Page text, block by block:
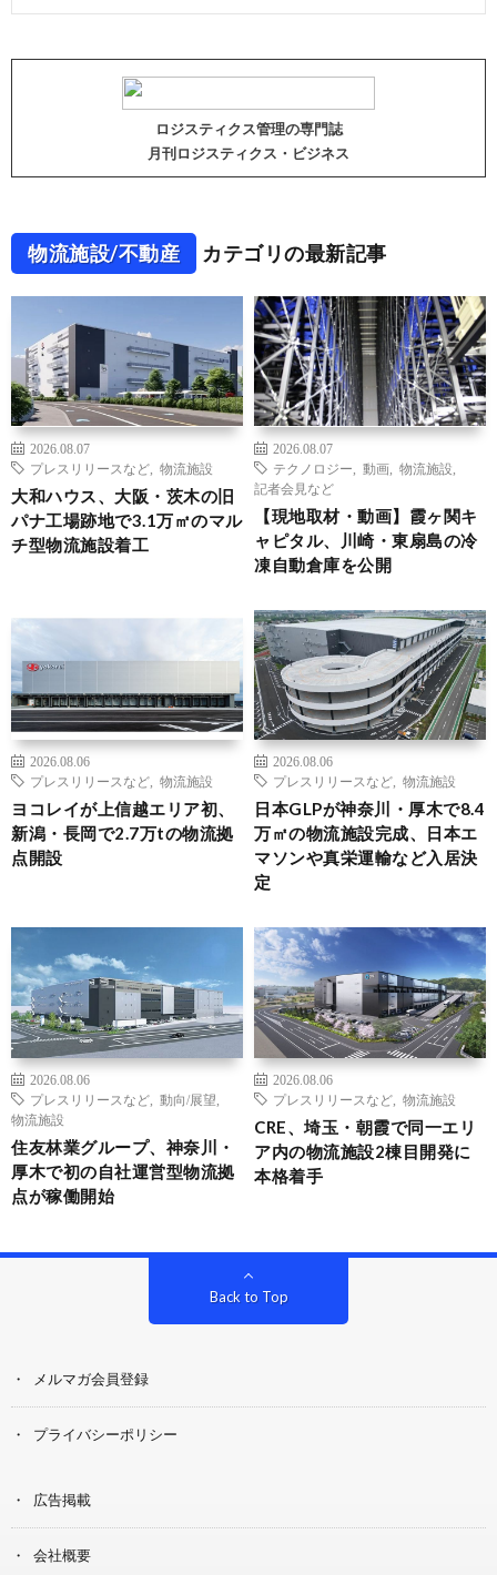
ロジスティクス管理の専門誌
月刊ロジスティクス・ビジネス
物流施設/不動産 カテゴリの最新記事
2026.08.07
プレスリリースなど
物流施設
大和ハウス、大阪・茨木の旧
パナ工場跡地で3.1万㎡のマル
チ型物流施設着工
2026.08.07
テクノロジー
動画 物流施設
記者会見など
【現地取材・動画】霞ヶ関キ
ャピタル、川崎・東扇島の冷
凍自動倉庫を公開
2026.08.06
プレスリリースなど
物流施設
ヨコレイが上信越エリア初、
新潟・長岡で2.7万tの物流拠
点開設
2026.08.06
プレスリリースなど
物流施設
日本GLPが神奈川・厚木で8.4
万㎡の物流施設完成、日本エ
マソンや真栄運輸など入居決
定
2026.08.06
プレスリリースなど
動向/展望
物流施設
住友林業グループ、神奈川・
厚木で初の自社運営型物流拠
点が稼働開始
2026.08.06
プレスリリースなど
物流施設
CRE、埼玉・朝霞で同一エリ
ア内の物流施設2棟目開発に
本格着手
Back to Top
メルマガ会員登録
プライバシーポリシー
広告掲載
会社概要